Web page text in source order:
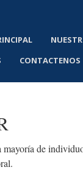
CONTACTENOS
de